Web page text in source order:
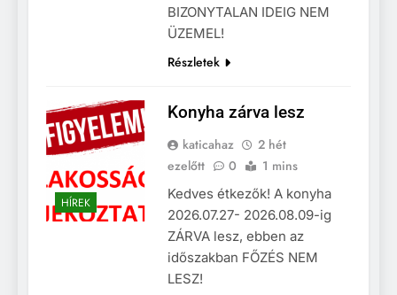
BIZONYTALAN IDEIG NEM
ÜZEMEL!
Részletek
HÍREK
Konyha zárva lesz
katicahaz
2 hét
ezelőtt
0 1 mins
Kedves étkezők! A konyha
2026.07.27- 2026.08.09-ig
ZÁRVA lesz, ebben az
időszakban FŐZÉS NEM
LESZ!